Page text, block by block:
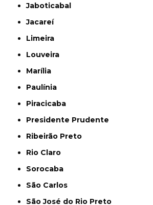
Jaboticabal
Jacareí
Limeira
Louveira
Marília
Paulínia
Piracicaba
Presidente Prudente
Ribeirão Preto
Rio Claro
Sorocaba
São Carlos
São José do Rio Preto